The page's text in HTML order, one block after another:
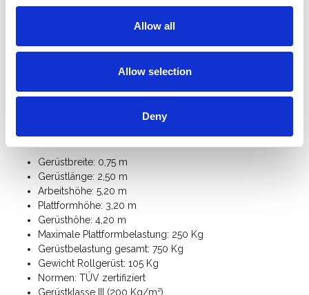
Allow all
Allow selection
Deny
ausgestattet, der verhindert, dass Materialien oder
Werkzeuge von die Plattform fallen.
Mit zusätzlichenGerüstteilenkönnen Sie dieses Universal-
Klicken Sie hier für dieAnleitung des ASC Universal-
Spezifikationen:
Gerüstbreite: 0,75 m
Gerüstlänge: 2,50 m
Arbeitshöhe: 5,20 m
Plattformhöhe: 3,20 m
Gerüsthöhe: 4,20 m
Maximale Plattformbelastung: 250 Kg
Gerüstbelastung gesamt: 750 Kg
Gewicht Rollgerüst: 105 Kg
Normen: TÜV zertifiziert
Gerüstklasse III (200 Kg/m²)